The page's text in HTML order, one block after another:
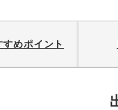
すめポイント